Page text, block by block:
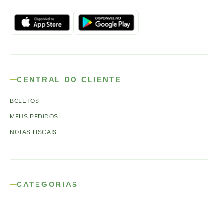
CENTRAL DO CLIENTE
BOLETOS
MEUS PEDIDOS
NOTAS FISCAIS
CATEGORIAS